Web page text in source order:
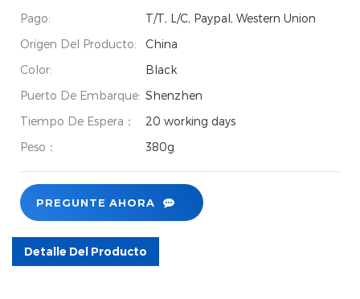
Pago:
T/T, L/C, Paypal, Western Union
Origen Del Producto:
China
Color:
Black
Puerto De Embarque: Shenzhen
Tiempo De Espera：
20 working days
Peso：
380g
PREGUNTE AHORA
Detalle Del Producto